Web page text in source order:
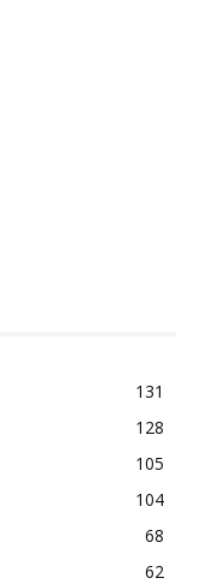
131
128
105
104
68
62